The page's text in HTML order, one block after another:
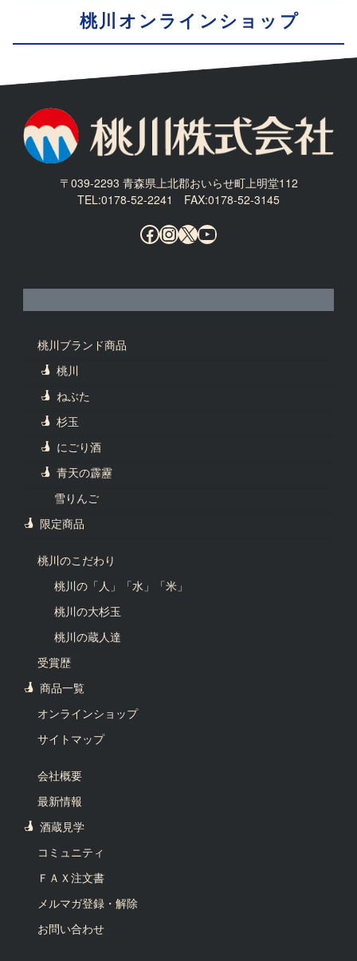
桃川オンラインショップ
〒039-2293 青森県上北郡おいらせ町上明堂112
TEL:0178-52-2241 FAX:0178-52-3145
Facebook
Instagram
X YouTube
桃川ブランド商品
桃川
ねぶた
杉玉
にごり酒
青天の霹靂
雪りんご
限定商品
桃川のこだわり
桃川の「人」「水」「米」
桃川の大杉玉
桃川の蔵人達
受賞歴
商品一覧
オンラインショップ
サイトマップ
会社概要
最新情報
酒蔵見学
コミュニティ
ＦＡＸ注文書
メルマガ登録・解除
お問い合わせ